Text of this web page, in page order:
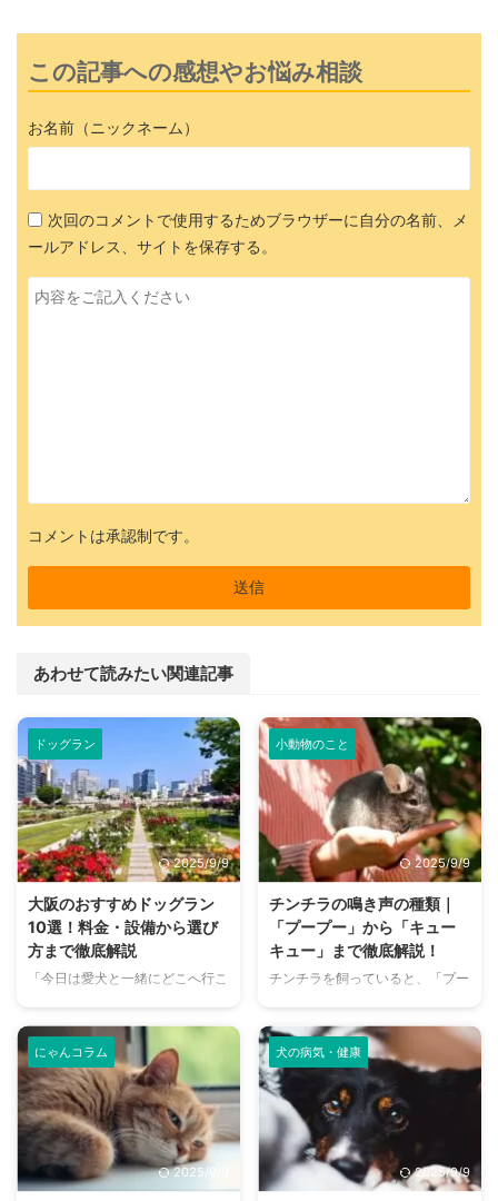
この記事への感想やお悩み相談
お名前（ニックネーム）
次回のコメントで使用するためブラウザーに自分の名前、メ
ールアドレス、サイトを保存する。
コメントは承認制です。
あわせて読みたい関連記事
ドッグラン
2025/9/9
大阪のおすすめドッグラン
10選！料金・設備から選び
方まで徹底解説
「今日は愛犬と一緒にどこへ行こ
か？大阪には、広大な敷地でのび
のびと遊べるドッグランから、都
心でアクセスしやすい便利な施設
まで、魅力的なドッグランがたく
さんあります。 しかし、「初め
てドッグランに行くから不安」
「どの施設が愛犬に合っているか
わからない」という方も多いので
小動物のこと
2025/9/9
チンチラの鳴き声の種類｜
「プープー」から「キュー
キュー」まで徹底解説！
チンチラを飼っていると、「プー
まざまな鳴き声が聞こえてくるこ
とがありますよね。 チンチラは
犬や猫のように鳴き声で感情を表
現するため、その鳴き声の意味を
理解することは、愛チンチラとの
関係を深める上で非常に大切で
す。 この記事では、チンチラの
代表的な鳴き声の種類とその意味
にゃんコラム
2025/9/9
犬の病気・健康
2025/9/9